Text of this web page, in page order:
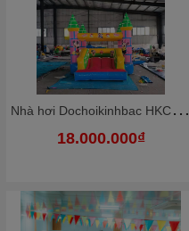
N
hà hơi Dochoikinhbac HKCNH4
18.000.000₫